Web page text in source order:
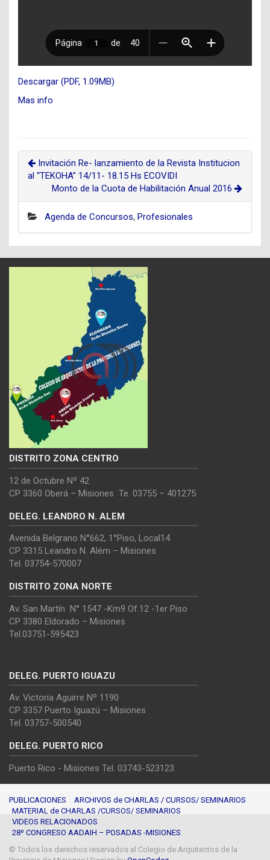
Descargar (PDF, 1.09MB)
Mas info
Invitación Re- lanzamiento de la Revista Institucion
al “TEKOHA” 14/11- 18.15 Hs ECOVIDI
Monto de la Cuota de Habilitación Anual 2016
Agenda de Concursos, Profesionales
DISTRITO ZONA CENTRO
12 de Octubre Nº 42
CP 3360 Oberá – Misiones Te. 03755 – 401275
DELEG. LEANDRO N. ALEM
Avenida Belgrano N°662, 1°Piso, Local14
CP 3315 Leandro N. Além – Misiones
Tel. 03754-570007
DISTRITO ZONA NORTE
Av. San Martín N° 1547 -Km9 Of.12 -1er Piso
CP 3380 Eldorado – Misiones
Tel.03751-595423
DELEG. PUERTO IGUAZU
Av. Victoria Aguirre Nº 1190
CP 3357 Puerto Iguazú – Misiones
Tel. 03757-500540
DELEG. PUERTO RICO
Puerto Rico - Misiones Tel. 03743-523123
PUBLICACIONES
ARCHIVOS de CHARLAS / CURSOS/ SEMINARIOS
MATERIAL de CHARLAS /CURSOS/ SEMINARIOS
VIDEOS RELACIONADOS
28º CONGRESO AADAIH – POSADAS -MISIONES
© Todos los derechos reservados al Colegio de Arquitectos de la